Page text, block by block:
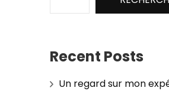
Recent Posts
Un regard sur mon